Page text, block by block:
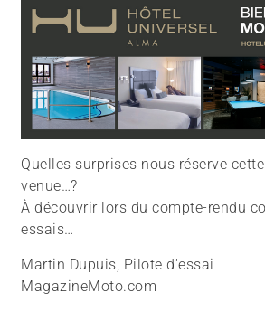
Quelles surprises nous réserve
venue…?
À découvrir lors du compte-rendu
essais…
Martin Dupuis, Pilote d'essai
MagazineMoto.com